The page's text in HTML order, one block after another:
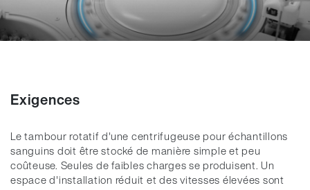
Exigences
Le tambour rotatif d'une centrifugeuse pour échantillons
sanguins doit être stocké de manière simple et peu
coûteuse. Seules de faibles charges se produisent. Un
espace d'installation réduit et des vitesses élevées sont